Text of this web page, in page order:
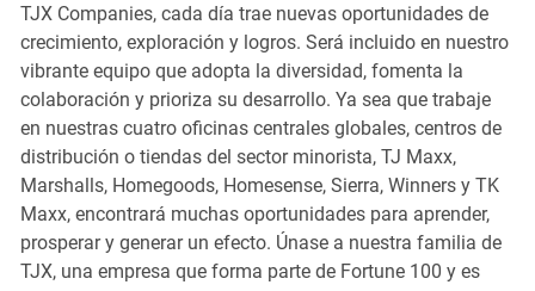
TJX Companies, cada día trae nuevas oportunidades de
crecimiento, exploración y logros. Será incluido en nuestro
vibrante equipo que adopta la diversidad, fomenta la
colaboración y prioriza su desarrollo. Ya sea que trabaje
en nuestras cuatro oficinas centrales globales, centros de
distribución o tiendas del sector minorista, TJ Maxx,
Marshalls, Homegoods, Homesense, Sierra, Winners y TK
Maxx, encontrará muchas oportunidades para aprender,
prosperar y generar un efecto. Únase a nuestra familia de
TJX, una empresa que forma parte de Fortune 100 y es